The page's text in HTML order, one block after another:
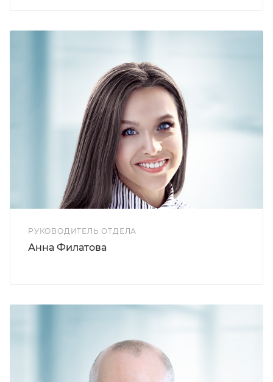
РУКОВОДИТЕЛЬ ОТДЕЛА
Анна Филатова